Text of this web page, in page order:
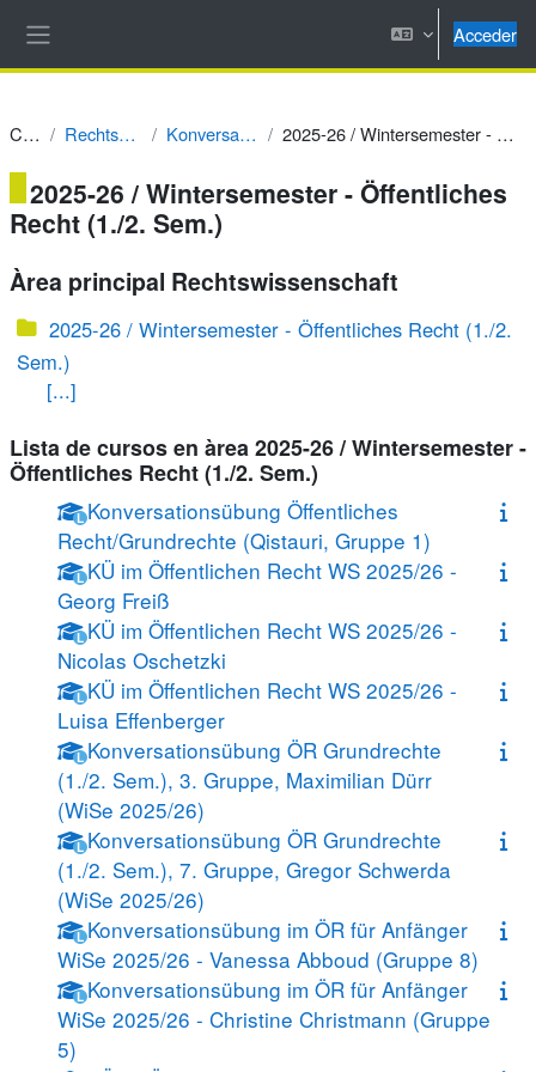
Acceder
Cursos Rechtswissenschaft Konversationsübungen 2025-26 / Wintersemester - Öffentliches Recht (1./2. Sem.)
2025-26 / Wintersemester - Öffentliches
Recht (1./2. Sem.)
Àrea principal Rechtswissenschaft
2025-26 / Wintersemester - Öffentliches Recht (1./2.
Sem.)
[...]
Lista de cursos en àrea 2025-26 / Wintersemester -
Öffentliches Recht (1./2. Sem.)
LKonversationsübung Öffentliches
Recht/Grundrechte (Qistauri, Gruppe 1)
LKÜ im Öffentlichen Recht WS 2025/26 -
Georg Freiß
LKÜ im Öffentlichen Recht WS 2025/26 -
Nicolas Oschetzki
LKÜ im Öffentlichen Recht WS 2025/26 -
Luisa Effenberger
LKonversationsübung ÖR Grundrechte
(1./2. Sem.), 3. Gruppe, Maximilian Dürr
(WiSe 2025/26)
LKonversationsübung ÖR Grundrechte
(1./2. Sem.), 7. Gruppe, Gregor Schwerda
(WiSe 2025/26)
LKonversationsübung im ÖR für Anfänger
WiSe 2025/26 - Vanessa Abboud (Gruppe 8)
LKonversationsübung im ÖR für Anfänger
WiSe 2025/26 - Christine Christmann (Gruppe
5)